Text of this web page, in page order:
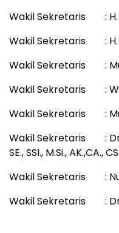
Wakil Sekretaris : H.
Wakil Sekretaris : H.
Wakil Sekretaris :
Wakil Sekretaris :
Wakil Sekretaris :
Wakil Sekretaris :
SE., SSI., M.Si., AK.,CA.,
Wakil Sekretaris : Nur
Wakil Sekretaris : Dr.